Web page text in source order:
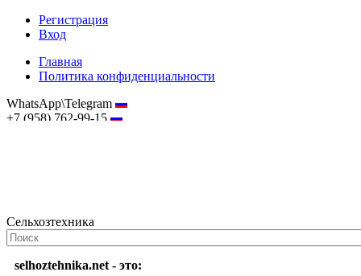
Регистрация
Вход
Главная
Политика конфиденциальности
WhatsApp\Telegram
+7 (958) 762-99-15
Сельхозтехника
selhoztehnika.net - это: